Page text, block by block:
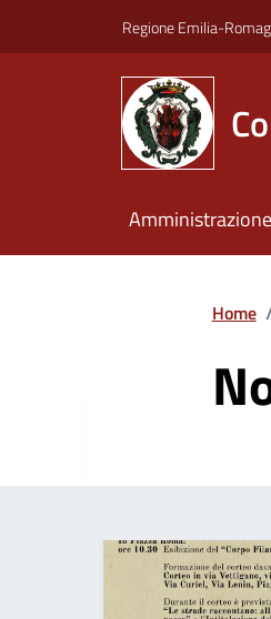
Regione Emilia-
Amministrazione
Home